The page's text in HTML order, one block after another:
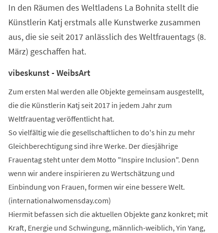
neuen
Tab)
In den Räumen des Weltladens La Bohnita stellt die
Künstlerin Katj erstmals alle Kunstwerke zusammen
aus, die sie seit 2017 anlässlich des Weltfrauentags (8.
März) geschaffen hat.
vibeskunst - WeibsArt
Zum ersten Mal werden alle Objekte gemeinsam ausgestellt,
die die Künstlerin Katj seit 2017 in jedem Jahr zum
Weltfrauentag veröffentlicht hat.
So vielfältig wie die gesellschaftlichen to do's hin zu mehr
Gleichberechtigung sind ihre Werke. Der diesjährige
Frauentag steht unter dem Motto "Inspire Inclusion". Denn
wenn wir andere inspirieren zu Wertschätzung und
Einbindung von Frauen, formen wir eine bessere Welt.
(internationalwomensday.com)
Hiermit befassen sich die aktuellen Objekte ganz konkret; mit
Kraft, Energie und Schwingung, männlich-weiblich, Yin Yang,